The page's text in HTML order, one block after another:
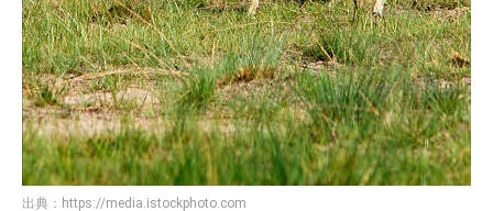
出典： https://media.istockphoto.com